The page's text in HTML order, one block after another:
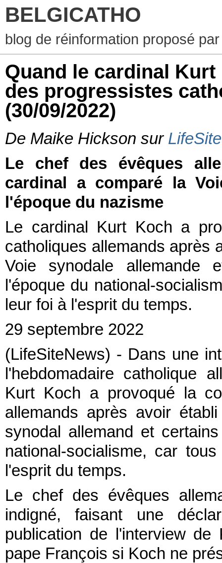
BELGICATHO
blog de réinformation proposé
Quand le cardinal
des progressistes
(30/09/2022)
De Maike Hickson sur
Le chef des évêques
cardinal a comparé la
l'époque du nazisme
Le cardinal Kurt Koch a
catholiques allemands après
Voie synodale allemande
l'époque du national-
leur foi à l'esprit du temps.
29 septembre 2022
(LifeSiteNews) - Dans une
l'hebdomadaire catholique
Kurt Koch a provoqué la
allemands après avoir
synodal allemand et
national-socialisme, car
l'esprit du temps.
Le chef des évêques
indigné, faisant une
publication de l'interview
pape François si Koch ne